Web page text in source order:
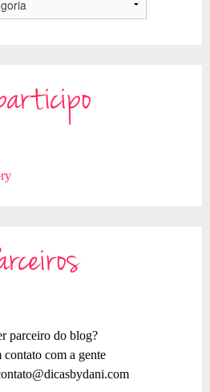
parceiro do blog?
contato com a gente